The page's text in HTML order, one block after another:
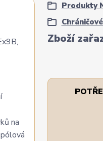
na
Zboží
Produkty